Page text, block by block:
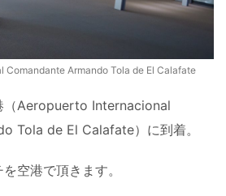
Comandante Armando Tola de El Calafate
（Aeropuerto Internacional
Tola de El Calafate）に到着。
空港で頂きます。